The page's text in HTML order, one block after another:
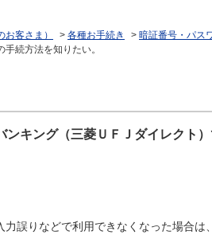
客さま） > 各種お手続き > 暗証番号・パス
続方法を知りたい。
ンキング（三菱ＵＦＪダイレクト
力誤りなどで利用できなくなった場合